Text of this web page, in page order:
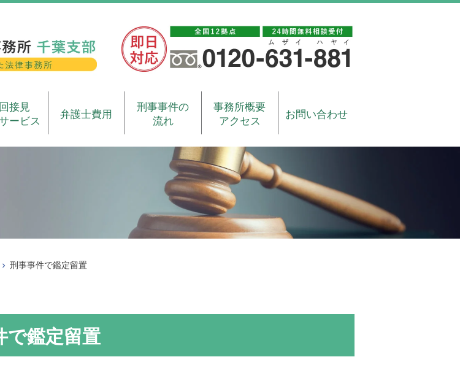
接見
ービス
弁護士費用
刑事事件の
流れ
事務所概要
アクセス
お問い合わせ
刑事事件で鑑定留置
で鑑定留置